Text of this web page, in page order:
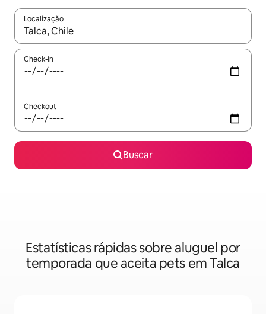
Localização
Quando os resultados estiverem disponíveis, explore-os
Check-in
Checkout
Buscar
Estatísticas rápidas sobre aluguel por
temporada que aceita pets em Talca